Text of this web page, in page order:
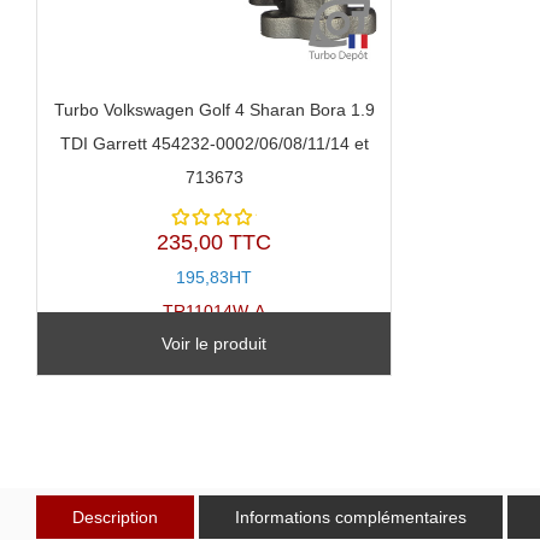
Turbo Volkswagen Golf 4 Sharan Bora 1.9
TDI Garrett 454232-0002/06/08/11/14 et
713673
Note
5
235,00 TTC
195,83HT
TR11014W-A
Voir le produit
Description Informations complémentaires